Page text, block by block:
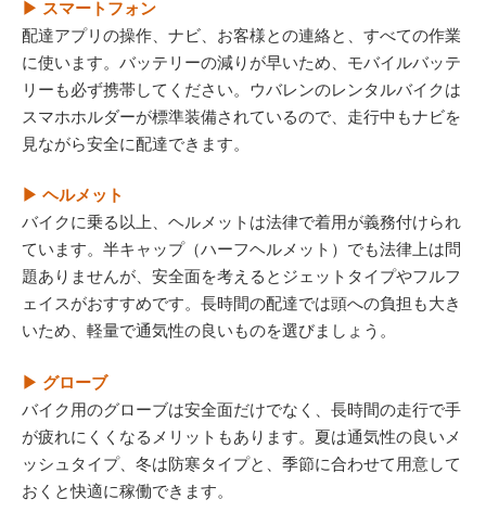
▶ スマートフォン
配達アプリの操作、ナビ、お客様との連絡と、すべての作業
に使います。バッテリーの減りが早いため、モバイルバッテ
リーも必ず携帯してください。ウバレンのレンタルバイクは
スマホホルダーが標準装備されているので、走行中もナビを
見ながら安全に配達できます。
▶ ヘルメット
バイクに乗る以上、ヘルメットは法律で着用が義務付けられ
ています。半キャップ（ハーフヘルメット）でも法律上は問
題ありませんが、安全面を考えるとジェットタイプやフルフ
ェイスがおすすめです。長時間の配達では頭への負担も大き
いため、軽量で通気性の良いものを選びましょう。
▶ グローブ
バイク用のグローブは安全面だけでなく、長時間の走行で手
が疲れにくくなるメリットもあります。夏は通気性の良いメ
ッシュタイプ、冬は防寒タイプと、季節に合わせて用意して
おくと快適に稼働できます。